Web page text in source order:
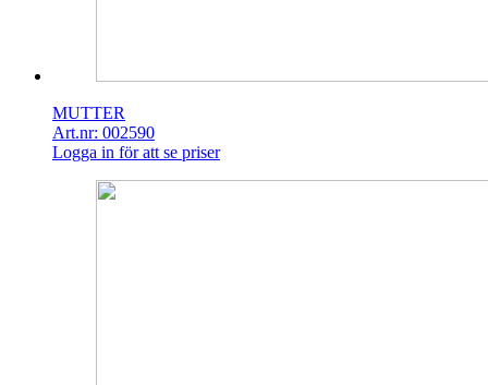
MUTTER
Art.nr: 002590
Logga in för att se priser